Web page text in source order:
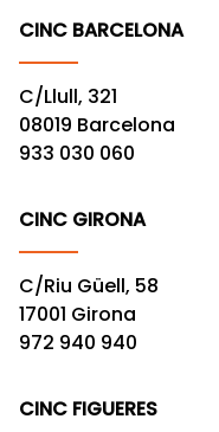
CINC BARCELONA
C/Llull, 321
08019 Barcelona
933 030 060
CINC GIRONA
C/Riu Güell, 58
17001 Girona
972 940 940
CINC FIGUERES